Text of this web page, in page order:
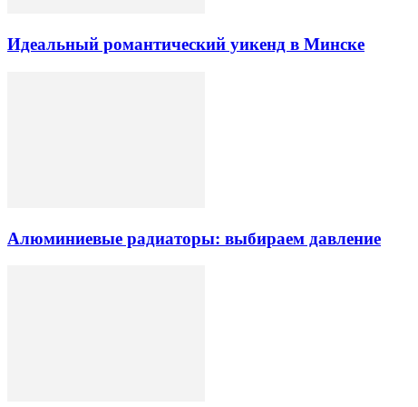
Идеальный романтический уикенд в Минске
Алюминиевые радиаторы: выбираем давление